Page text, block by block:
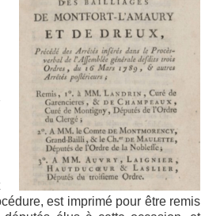
est imprimé pour être remis